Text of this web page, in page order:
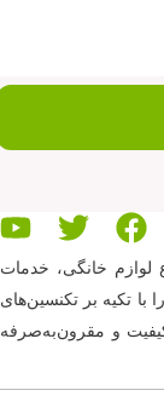
لوازم خانگی، خدمات
تکیه بر تکنسین‌های
و مقرون‌به‌صرفه